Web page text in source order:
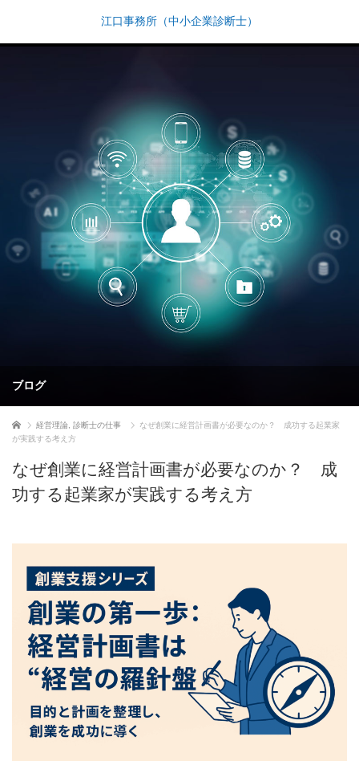
江口事務所（中小企業診断士）
ブログ
ホーム 経営理論 診断士の仕事
なぜ創業に経営計画書が必要なのか？ 成功する起業家
が実践する考え方
なぜ創業に経営計画書が必要なのか？ 成
功する起業家が実践する考え方